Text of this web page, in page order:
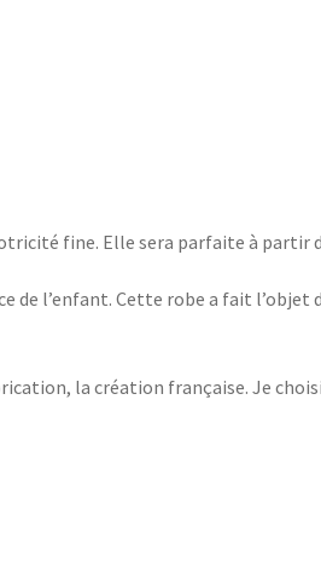
fine. Elle sera parfaite à partir
de l’enfant. Cette robe a fait
la création française. Je